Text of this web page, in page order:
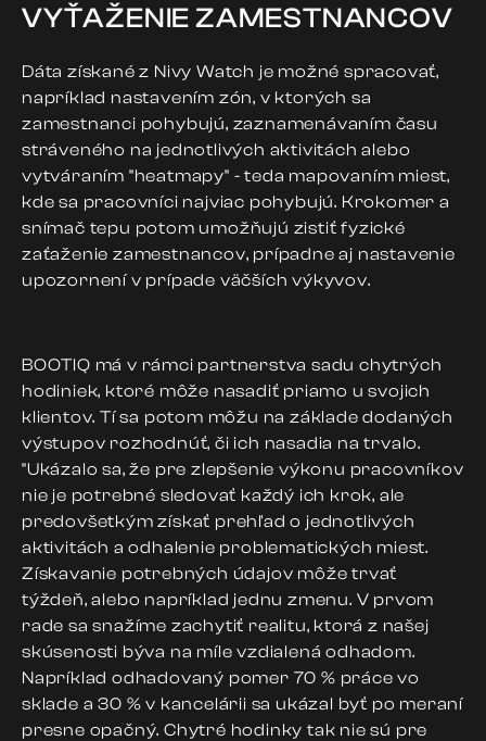
VYŤAŽENIE ZAMESTNANCOV
Dáta získané z Nivy Watch je možné spracovať,
napríklad nastavením zón, v ktorých sa
zamestnanci pohybujú, zaznamenávaním času
stráveného na jednotlivých aktivitách alebo
vytváraním "heatmapy" - teda mapovaním miest,
kde sa pracovníci najviac pohybujú. Krokomer a
snímač tepu potom umožňujú zistiť fyzické
zaťaženie zamestnancov, prípadne aj nastavenie
upozornení v prípade väčších výkyvov.
BOOTIQ má v rámci partnerstva sadu chytrých
hodiniek, ktoré môže nasadiť priamo u svojich
klientov. Tí sa potom môžu na základe dodaných
výstupov rozhodnúť, či ich nasadia na trvalo.
"Ukázalo sa, že pre zlepšenie výkonu pracovníkov
nie je potrebné sledovať každý ich krok, ale
predovšetkým získať prehľad o jednotlivých
aktivitách a odhalenie problematických miest.
Získavanie potrebných údajov môže trvať
týždeň, alebo napríklad jednu zmenu. V prvom
rade sa snažíme zachytiť realitu, ktorá z našej
skúsenosti býva na míle vzdialená odhadom.
Napríklad odhadovaný pomer 70 % práce vo
sklade a 30 % v kancelárii sa ukázal byť po meraní
presne opačný. Chytré hodinky tak nie sú pre